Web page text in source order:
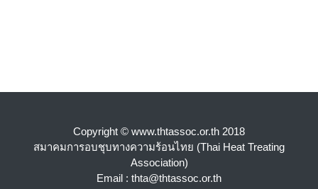
Copyright © www.thtassoc.or.th 2018
สมาคมการอบชุบทางความร้อนไทย (Thai Heat Treating
Association)
Email : thta@thtassoc.or.th